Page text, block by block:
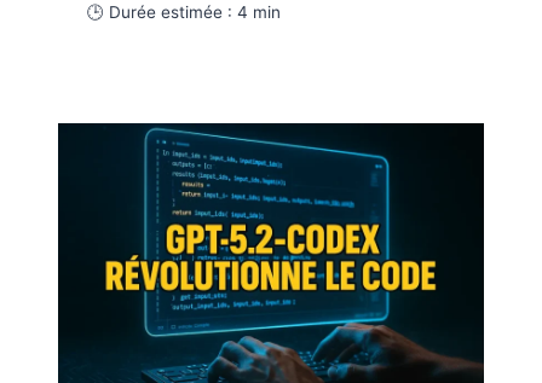
🕒 Durée estimée : 4 min